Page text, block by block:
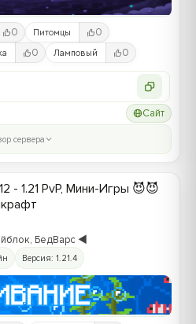
0 Питомцы 0
0 Ламповый 0
Сайт
сервера
- 1.21 PvP, Мини-Игры 😈😈
БедВарс ◀️
Версия: 1.21.4